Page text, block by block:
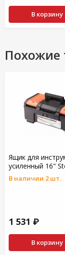
В корзину
Похожие
Ящик для
усиленный 16"
В наличии 2 шт.
1 531 ₽
В корзину